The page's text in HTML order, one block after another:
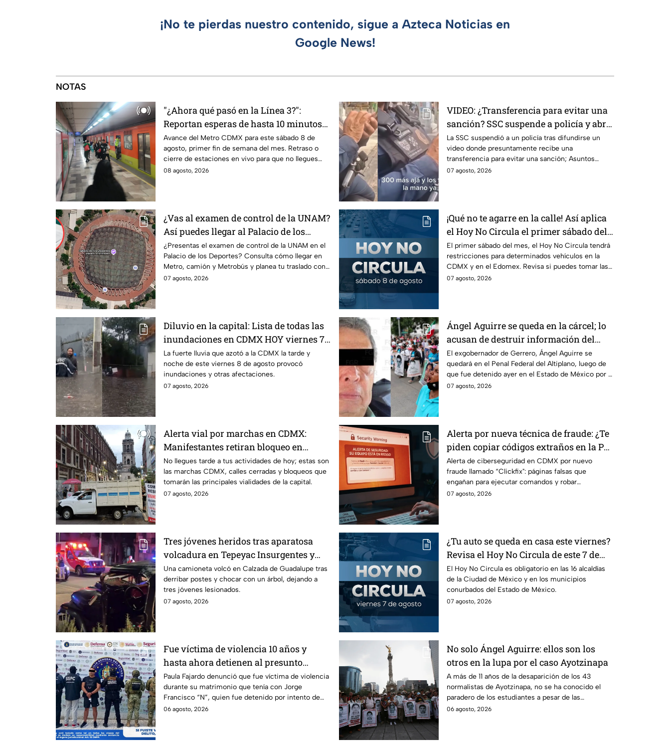
¡No te pierdas nuestro contenido, sigue a Azteca Noticias en
Google News!
NOTAS
"¿Ahora qué pasó en la Línea 3?":
Reportan esperas de hasta 10 minutos
para avanzar
Avance del Metro CDMX para este sábado 8 de
agosto, primer fin de semana del mes. Retraso o
cierre de estaciones en vivo para que no llegues
tarde.
08 agosto, 2026
VIDEO: ¿Transferencia para evitar una
sanción? SSC suspende a policía y abre
investigación
La SSC suspendió a un policía tras difundirse un
video donde presuntamente recibe una
transferencia para evitar una sanción; Asuntos
Internos ya investiga.
07 agosto, 2026
¿Vas al examen de control de la UNAM?
Así puedes llegar al Palacio de los
Deportes en Metro, camión y Metrobús
¿Presentas el examen de control de la UNAM en el
Palacio de los Deportes? Consulta cómo llegar en
Metro, camión y Metrobús y planea tu traslado con
anticipación.
07 agosto, 2026
¡Qué no te agarre en la calle! Así aplica
el Hoy No Circula el primer sábado del
mes
El primer sábado del mes, el Hoy No Circula tendrá
restricciones para determinados vehículos en la
CDMX y en el Edomex. Revisa si puedes tomar las
llaves y arrancar.
07 agosto, 2026
Diluvio en la capital: Lista de todas las
inundaciones en CDMX HOY viernes 7
de agosto
La fuerte lluvia que azotó a la CDMX la tarde y
noche de este viernes 8 de agosto provocó
inundaciones y otras afectaciones.
07 agosto, 2026
Ángel Aguirre se queda en la cárcel; lo
acusan de destruir información del
caso Ayotzinapa
El exgobernador de Gerrero, Ángel Aguirre se
quedará en el Penal Federal del Altiplano, luego de
que fue detenido ayer en el Estado de México por el
caso Ayotzinapa.
07 agosto, 2026
Alerta vial por marchas en CDMX:
Manifestantes retiran bloqueo en
Canela y Eje 3 Sur, colonia Granjas
México
No llegues tarde a tus actividades de hoy; estas son
las marchas CDMX, calles cerradas y bloqueos que
tomarán las principales vialidades de la capital.
07 agosto, 2026
Alerta por nueva técnica de fraude: ¿Te
piden copiar códigos extraños en la PC?
Cuidado, podrías ser víctima del
peligroso "Clickfix"
Alerta de ciberseguridad en CDMX por nuevo
fraude llamado “Clickfix": páginas falsas que
engañan para ejecutar comandos y robar
información de tu equipo.
07 agosto, 2026
Tres jóvenes heridos tras aparatosa
volcadura en Tepeyac Insurgentes y
operativo en la Juárez, mientras
dormía
Una camioneta volcó en Calzada de Guadalupe tras
derribar postes y chocar con un árbol, dejando a
tres jóvenes lesionados.
07 agosto, 2026
¿Tu auto se queda en casa este viernes?
Revisa el Hoy No Circula de este 7 de
agosto
El Hoy No Circula es obligatorio en las 16 alcaldías
de la Ciudad de México y en los municipios
conurbados del Estado de México.
07 agosto, 2026
Fue víctima de violencia 10 años y
hasta ahora detienen al presunto
agresor: el caso de Paula Fajardo
Paula Fajardo denunció que fue víctima de violencia
durante su matrimonio que tenía con Jorge
Francisco “N”, quien fue detenido por intento de
feminicidio.
06 agosto, 2026
No solo Ángel Aguirre: ellos son los
otros en la lupa por el caso Ayotzinapa
A más de 11 años de la desaparición de los 43
normalistas de Ayotzinapa, no se ha conocido el
paradero de los estudiantes a pesar de las
detenciones por el caso.
06 agosto, 2026